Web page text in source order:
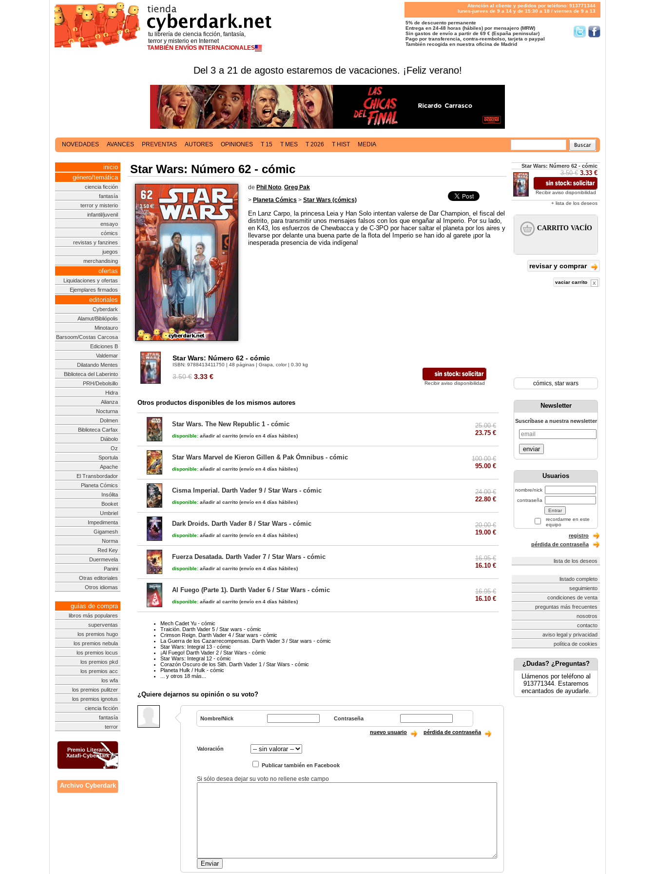
tu librería de ciencia ficción, fantasía,
terror y misterio en Internet
TAMBIÉN ENVÍOS INTERNACIONALES
Atención al cliente y pedidos por teléfono: 913771344
lunes-jueves de 9 a 14 y de 15:30 a 18 / viernes de 9 a 13
5% de descuento permanente
Entrega en 24-48 horas (hábiles) por mensajero (MRW)
Sin gastos de envío a partir de 69 € (España peninsular)
Pago por transferencia, contra-reembolso, tarjeta o paypal
También recogida en nuestra oficina de Madrid
Del 3 a 21 de agosto estaremos de vacaciones. ¡Feliz verano!
NOVEDADES AVANCES PREVENTAS AUTORES OPINIONES T 15 T MES T 2026 T HIST MEDIA
inicio
género/temática
ciencia ficción
fantasía
terror y misterio
infantil/juvenil
ensayo
cómics
revistas y fanzines
juegos
merchandising
ofertas
Liquidaciones y ofertas
Ejemplares firmados
editoriales
Cyberdark
Alamut/Bibliópolis
Minotauro
Barsoom/Costas Carcosa
Ediciones B
Valdemar
Dilatando Mentes
Biblioteca del Laberinto
PRH/Debolsillo
Hidra
Alianza
Nocturna
Dolmen
Biblioteca Carfax
Diábolo
Oz
Sportula
Apache
El Transbordador
Planeta Cómics
Insólita
Booket
Umbriel
Impedimenta
Gigamesh
Norma
Red Key
Duermevela
Panini
Otras editoriales
Otros idiomas
guías de compra
libros más populares
superventas
los premios hugo
los premios nebula
los premios locus
los premios pkd
los premios acc
los wfa
los premios pulitzer
los premios ignotus
ciencia ficción
fantasía
terror
Premio Literario
Xatafi-Cyberdark
Archivo Cyberdark
Star Wars: Número 62 - cómic
de Phil Noto, Greg Pak
> Planeta Cómics > Star Wars (cómics)
En Lanz Carpo, la princesa Leia y Han Solo intentan valerse de Dar Champion, el fiscal del
distrito, para transmitir unos mensajes falsos con los que engañar al Imperio. Por su lado,
en K43, los esfuerzos de Chewbacca y de C-3PO por hacer saltar el planeta por los aires y
llevarse por delante una buena parte de la flota del Imperio se han ido al garete ¡por la
inesperada presencia de vida indígena!
Star Wars: Número 62 - cómic
ISBN: 9788413411750 | 48 páginas | Grapa, color | 0.30 kg
3.50 € 3.33 €
Recibir aviso disponibilidad
Otros productos disponibles de los mismos autores
Star Wars. The New Republic 1 - cómic
disponible: añadir al carrito (envío en 4 días hábiles)
25.00 €
23.75 €
Star Wars Marvel de Kieron Gillen & Pak Ómnibus - cómic
disponible: añadir al carrito (envío en 4 días hábiles)
100.00 €
95.00 €
Cisma Imperial. Darth Vader 9 / Star Wars - cómic
disponible: añadir al carrito (envío en 4 días hábiles)
24.00 €
22.80 €
Dark Droids. Darth Vader 8 / Star Wars - cómic
disponible: añadir al carrito (envío en 4 días hábiles)
20.00 €
19.00 €
Fuerza Desatada. Darth Vader 7 / Star Wars - cómic
disponible: añadir al carrito (envío en 4 días hábiles)
16.95 €
16.10 €
Al Fuego (Parte 1). Darth Vader 6 / Star Wars - cómic
disponible: añadir al carrito (envío en 4 días hábiles)
16.95 €
16.10 €
Mech Cadet Yu - cómic
Traición. Darth Vader 5 / Star wars - cómic
Crimson Reign. Darth Vader 4 / Star wars - cómic
La Guerra de los Cazarrecompensas. Darth Vader 3 / Star wars - cómic
Star Wars: Integral 13 - cómic
¡Al Fuego! Darth Vader 2 / Star Wars - cómic
Star Wars: Integral 12 - cómic
Corazón Oscuro de los Sith. Darth Vader 1 / Star Wars - cómic
Planeta Hulk / Hulk - cómic
... y otros 18 más...
¿Quiere dejarnos su opinión o su voto?
Nombre/Nick Contraseña
nuevo usuario pérdida de contraseña
Valoración
Publicar también en Facebook
Si sólo desea dejar su voto no rellene este campo
Star Wars: Número 62 - cómic
3.50 € 3.33 €
Recibir aviso disponibilidad
+ lista de los deseos
revisar y comprar
vaciar carrito
cómics, star wars
Newsletter
Suscríbase a nuestra newsletter
enviar
Usuarios
nombre/nick
contraseña
recordarme en este
equipo
registro
pérdida de contraseña
lista de los deseos
listado completo
seguimiento
condiciones de venta
preguntas más frecuentes
nosotros
contacto
aviso legal y privacidad
política de cookies
¿Dudas? ¿Preguntas?
Llámenos por teléfono al
913771344. Estaremos
encantados de ayudarle.